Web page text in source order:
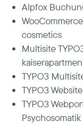
Alpfox
cosmetics
Multisite
TYPO3
TYPO3
TYPO3
Psychosomatik